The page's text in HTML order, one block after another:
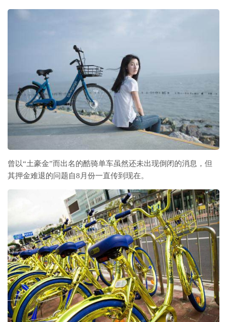
曾以“土豪金”而出名的酷骑单车虽然还未出现倒闭的消息，但
其押金难退的问题自8月份一直传到现在。